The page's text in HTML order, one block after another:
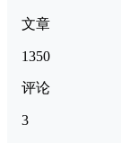
文章
1350
评论
3